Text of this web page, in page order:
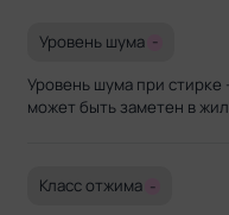
Уровень шума -
Уровень шума при
может быть заметен в
Класс отжима -